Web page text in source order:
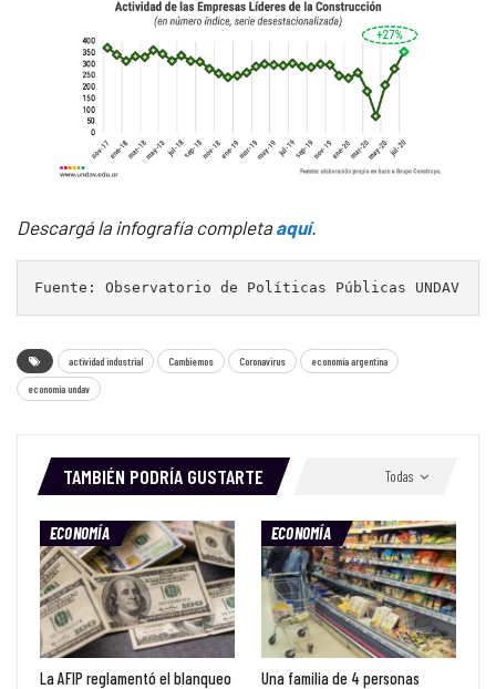
Descargá la infografía completa aquí.
Fuente: Observatorio de Políticas Públicas UNDAV
actividad industrial Cambiemos Coronavirus economía argentina
economia undav
Todas
TAMBIÉN PODRÍA GUSTARTE
ECONOMÍA
La AFIP reglamentó el blanqueo
ECONOMÍA
Una familia de 4 personas